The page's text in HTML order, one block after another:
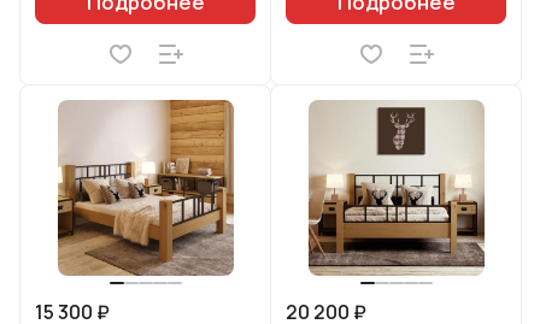
15 300 ₽
20 200 ₽